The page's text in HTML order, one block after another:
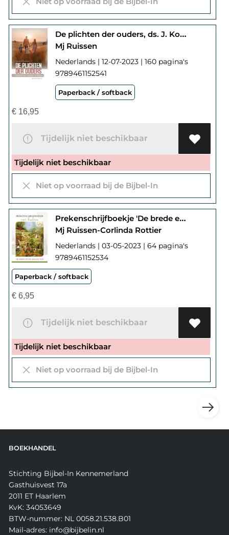
De plichten der ouders, ds. J. Koelman
Mj Ruissen
Nederlands | 12-07-2023 | 160 pagina's
9789461152541
Paperback / softback
€16,95
Tijdelijk niet beschikbaar
Tijdelijk niet beschikbaar
Niet op voorraad bij de Bijbel-In
Prekenschrijfboekje 'De brede en de smalle weg' voor kinderen
Mj Ruissen-Corlinda Rottier
Nederlands | 03-05-2023 | 64 pagina's
9789461152534
Paperback / softback
€6,95
Tijdelijk niet beschikbaar
Tijdelijk niet beschikbaar
Niet op voorraad bij de Bijbel-In
BOEKHANDEL
Stichting Bijbel-In Kennemerland
Gasthuisvest 17a
2011 ET Haarlem
KvK: 34053649
BTW-nummer: NL 0058.21.538.B01
Mail-adres: info@bijbelin.nl